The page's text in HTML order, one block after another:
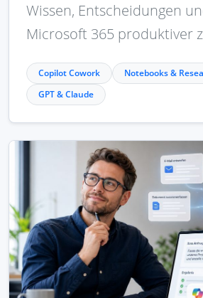
Wissen, Entscheidungen
Microsoft 365 produktiver
Copilot Cowork
Notebooks &
GPT & Claude